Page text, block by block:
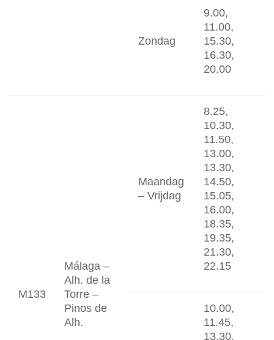
Zondag
9.00,
11.00,
15.30,
16.30,
20.00
M133
Málaga –
Alh. de la
Torre –
Pinos de
Alh.
Maandag
– Vrijdag
8.25,
10.30,
11.50,
13.00,
13.30,
14.50,
15.05,
16.00,
18.35,
19.35,
21.30,
22.15
10.00,
11.45,
13.30,